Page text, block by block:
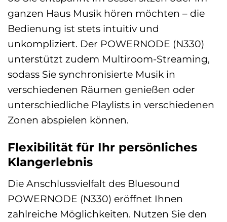
ganzen Haus Musik hören möchten – die
Bedienung ist stets intuitiv und
unkompliziert. Der POWERNODE (N330)
unterstützt zudem Multiroom-Streaming,
sodass Sie synchronisierte Musik in
verschiedenen Räumen genießen oder
unterschiedliche Playlists in verschiedenen
Zonen abspielen können.
Flexibilität für Ihr persönliches
Klangerlebnis
Die Anschlussvielfalt des Bluesound
POWERNODE (N330) eröffnet Ihnen
zahlreiche Möglichkeiten. Nutzen Sie den